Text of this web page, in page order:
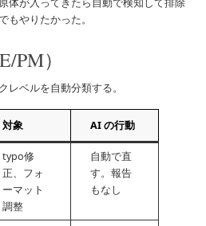
やりたかった。
PM）
レベルを自動分類する。
対象 AI の行動
typo修
正、フォ
ーマット
調整
自動で直
す。報告
もなし